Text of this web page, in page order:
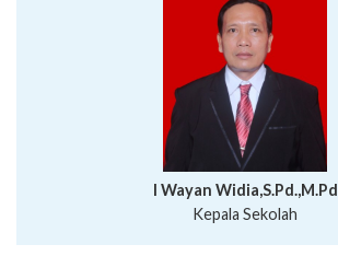
I Wayan Widia,S.Pd.,M.Pd
Kepala Sekolah